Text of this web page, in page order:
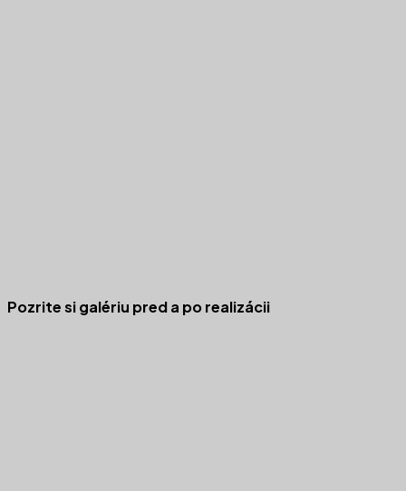
Pozrite si galériu pred a po realizácii